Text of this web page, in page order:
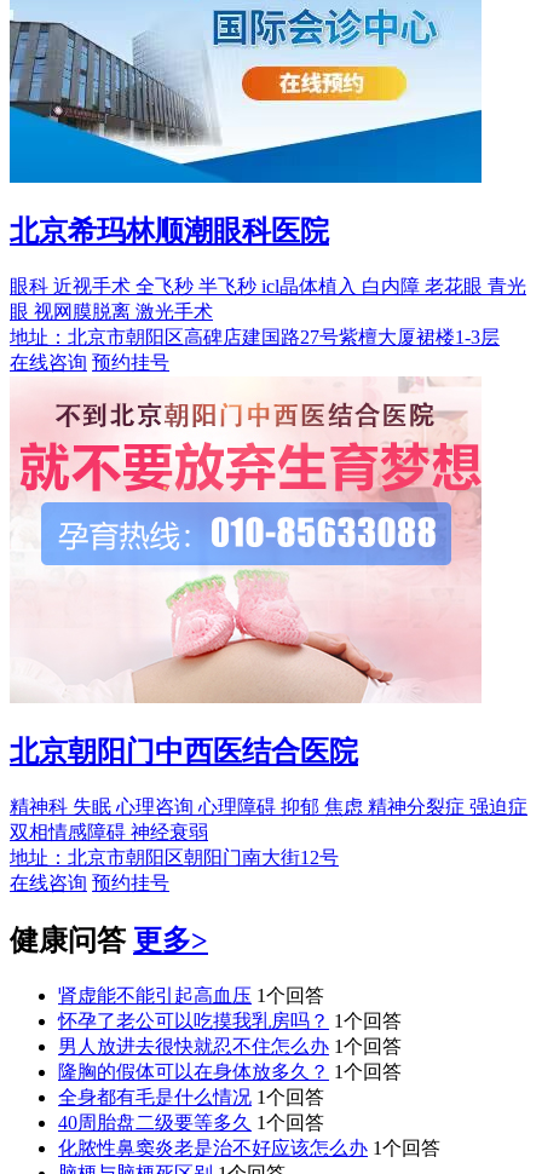
北京希玛林顺潮眼科医院
眼科 近视手术 全飞秒 半飞秒 icl晶体植入 白内障 老花眼 青光
眼 视网膜脱离 激光手术
地址：北京市朝阳区高碑店建国路27号紫檀大厦裙楼1-3层
在线咨询 预约挂号
北京朝阳门中西医结合医院
精神科 失眠 心理咨询 心理障碍 抑郁 焦虑 精神分裂症 强迫症
双相情感障碍 神经衰弱
地址：北京市朝阳区朝阳门南大街12号
在线咨询 预约挂号
健康问答 更多>
肾虚能不能引起高血压 1个回答
怀孕了老公可以吃摸我乳房吗？ 1个回答
男人放进去很快就忍不住怎么办 1个回答
隆胸的假体可以在身体放多久？ 1个回答
全身都有毛是什么情况 1个回答
40周胎盘二级要等多久 1个回答
化脓性鼻窦炎老是治不好应该怎么办 1个回答